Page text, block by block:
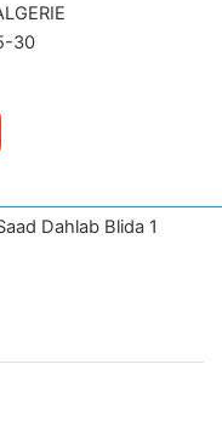
30
Dahlab Blida 1